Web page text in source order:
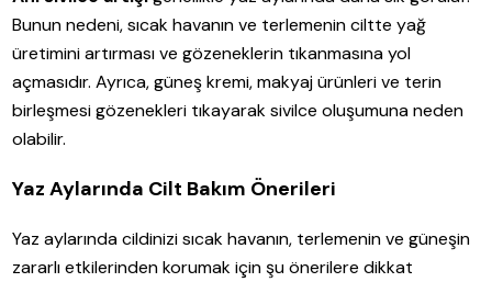
Bunun nedeni, sıcak havanın ve terlemenin ciltte yağ
üretimini artırması ve gözeneklerin tıkanmasına yol
açmasıdır. Ayrıca, güneş kremi, makyaj ürünleri ve terin
birleşmesi gözenekleri tıkayarak sivilce oluşumuna neden
olabilir.
Yaz Aylarında Cilt Bakım Önerileri
Yaz aylarında cildinizi sıcak havanın, terlemenin ve güneşin
zararlı etkilerinden korumak için şu önerilere dikkat